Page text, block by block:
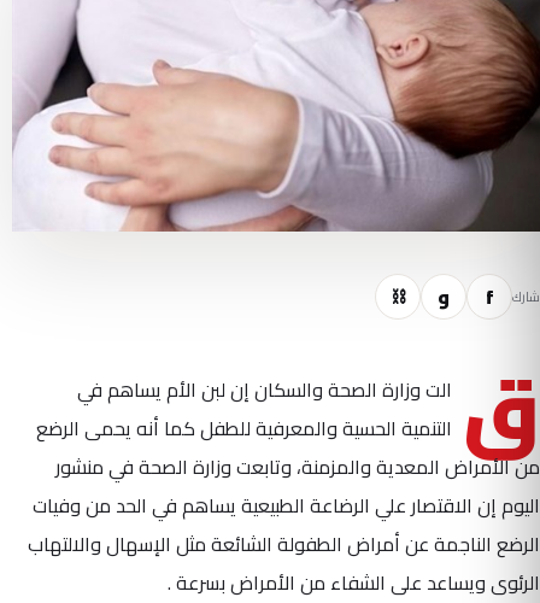
شارك f و ⛓
ق الت وزارة الصحة والسكان إن لبن الأم يساهم في
التنمية الحسية والمعرفية للطفل كما أنه يحمى الرضع
من الأمراض المعدية والمزمنة، وتابعت وزارة الصحة في منشور
اليوم إن الاقتصار علي الرضاعة الطبيعية يساهم في الحد من وفيات
الرضع الناجمة عن أمراض الطفولة الشائعة مثل الإسهال والالتهاب
الرئوى ويساعد على الشفاء من الأمراض بسرعة .